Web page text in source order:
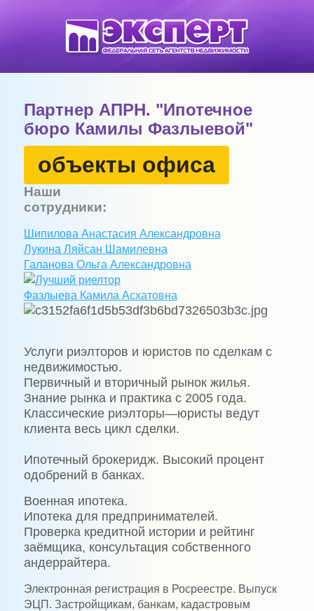
Партнер АПРН. "Ипотечное
бюро Камилы Фазлыевой"
объекты офиса
Наши
сотрудники:
Шипилова Анастасия Александровна
Лукина Ляйсан Шамилевна
Галанова Ольга Александровна
Фазлыева Камила Асхатовна
Услуги риэлторов и юристов по сделкам с
недвижимостью.
Первичный и вторичный рынок жилья.
Знание рынка и практика с 2005 года.
Классические риэлторы—юристы ведут
клиента весь цикл сделки.
Ипотечный брокеридж. Высокий процент
одобрений в банках.
Военная ипотека.
Ипотека для предпринимателей.
Проверка кредитной истории и рейтинг
заёмщика, консультация собственного
андеррайтера.
Электронная регистрация в Росреестре. Выпуск
ЭЦП. Застройщикам, банкам, кадастровым